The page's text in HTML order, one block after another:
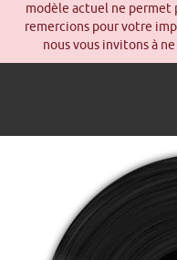
modèle actuel ne permet
remercions pour votre
nous vous invitons à